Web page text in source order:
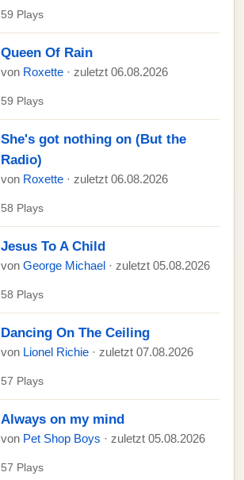
59 Plays
Queen Of Rain
von Roxette · zuletzt 06.08.2026
59 Plays
She's got nothing on (But the
Radio)
von Roxette · zuletzt 06.08.2026
58 Plays
Jesus To A Child
von George Michael · zuletzt 05.08.2026
58 Plays
Dancing On The Ceiling
von Lionel Richie · zuletzt 07.08.2026
57 Plays
Always on my mind
von Pet Shop Boys · zuletzt 05.08.2026
57 Plays